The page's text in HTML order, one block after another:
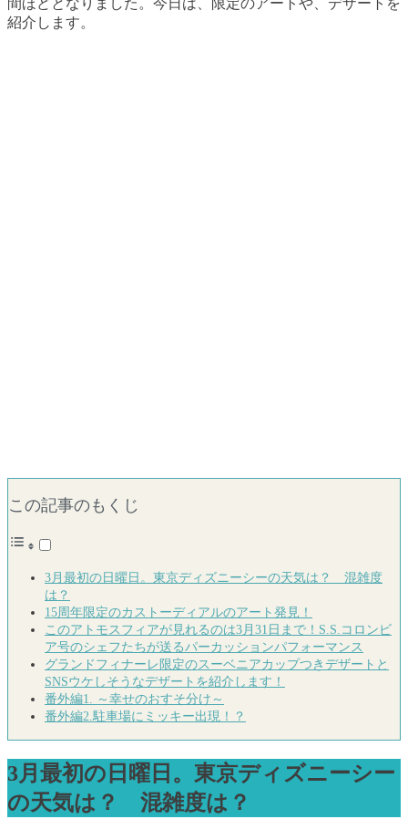
紹介します。
この記事のもくじ
3月最初の日曜日。東京ディズニーシーの天気は？ 混雑度
は？
15周年限定のカストーディアルのアート発見！
このアトモスフィアが見れるのは3月31日まで！S.S.コロンビ
ア号のシェフたちが送るパーカッションパフォーマンス
グランドフィナーレ限定のスーベニアカップつきデザートと
SNSウケしそうなデザートを紹介します！
番外編1. ～幸せのおすそ分け～
番外編2.駐車場にミッキー出現！？
3月最初の日曜日。東京ディズニーシー
の天気は？ 混雑度は？